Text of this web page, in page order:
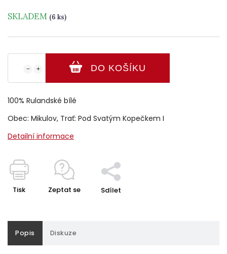
SKLADEM (6 ks)
+
− DO KOŠÍKU
100% Rulandské bílé
Obec: Mikulov, Trať: Pod Svatým Kopečkem I
Detailní informace
Tisk Zeptat se Sdílet
Popis Diskuze